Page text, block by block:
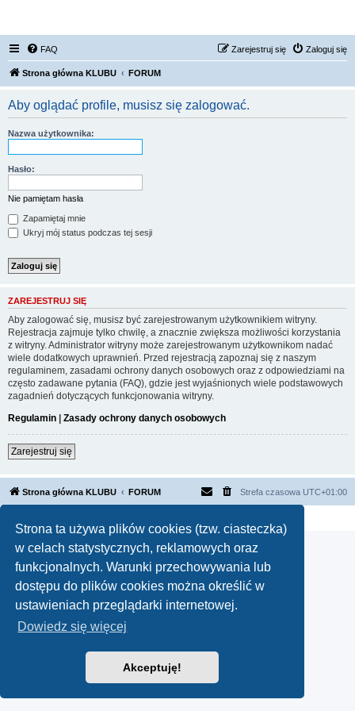
Strona ta używa plików cookies (tzw. ciasteczka)
w celach statystycznych, reklamowych oraz
funkcjonalnych. Warunki przechowywania lub
dostępu do plików cookies można określić w
ustawieniach przeglądarki internetowej.
Dowiedz się więcej
Akceptuję!
FAQ Zaloguj się
Zarejestruj się
Strona główna KLUBU FORUM
Aby oglądać profile, musisz się zalogować.
Nazwa użytkownika:
Hasło:
Nie pamiętam hasła
Zapamiętaj mnie
Ukryj mój status podczas tej sesji
ZAREJESTRUJ SIĘ
Aby zalogować się, musisz być zarejestrowanym użytkownikiem witryny.
Rejestracja zajmuje tylko chwilę, a znacznie zwiększa możliwości korzystania
z witryny. Administrator witryny może zarejestrowanym użytkownikom nadać
wiele dodatkowych uprawnień. Przed rejestracją zapoznaj się z naszym
regulaminem, zasadami ochrony danych osobowych oraz z odpowiedziami na
często zadawane pytania (FAQ), gdzie jest wyjaśnionych wiele podstawowych
zagadnień dotyczących funkcjonowania witryny.
Regulamin | Zasady ochrony danych osobowych
Zarejestruj się
Strona główna KLUBU FORUM Strefa czasowa UTC+01:00
Polski pakiet językowy dostarcza
phpBB.pl